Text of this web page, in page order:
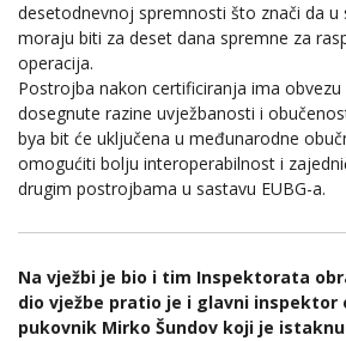
desetodnevnoj spremnosti što znači da u
moraju biti za deset dana spremne za
operacija.
Postrojba nakon certificiranja ima obvezu
dosegnute razine uvježbanosti i
bya bit će uključena u međunarodne
omogućiti bolju interoperabilnost i
drugim postrojbama u sastavu EUBG-a.
Na vježbi je bio i tim Inspektorata
dio vježbe pratio je i glavni inspektor
pukovnik Mirko Šundov koji je